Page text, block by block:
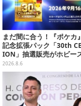
まだ間に合う！『ポケカ
記念拡張パック「30th
ION」抽選販売がホビー
ョンで実施中、8月6日まで
2026.8.6